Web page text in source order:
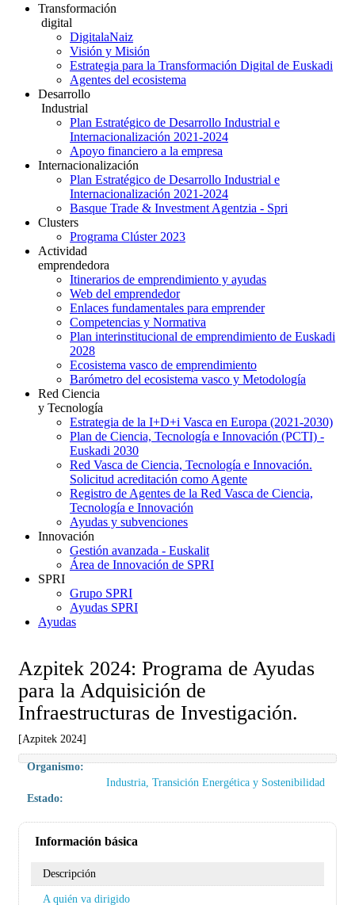
Transformación
digital
DigitalaNaiz
Visión y Misión
Estrategia para la Transformación Digital de Euskadi
Agentes del ecosistema
Desarrollo
Industrial
Plan Estratégico de Desarrollo Industrial e
Internacionalización 2021-2024
Apoyo financiero a la empresa
Internacionalización
Plan Estratégico de Desarrollo Industrial e
Internacionalización 2021-2024
Basque Trade & Investment Agentzia - Spri
Clusters
Programa Clúster 2023
Actividad
emprendedora
Itinerarios de emprendimiento y ayudas
Web del emprendedor
Enlaces fundamentales para emprender
Competencias y Normativa
Plan interinstitucional de emprendimiento de Euskadi
2028
Ecosistema vasco de emprendimiento
Barómetro del ecosistema vasco y Metodología
Red Ciencia
y Tecnología
Estrategia de la I+D+i Vasca en Europa (2021-2030)
Plan de Ciencia, Tecnología e Innovación (PCTI) -
Euskadi 2030
Red Vasca de Ciencia, Tecnología e Innovación.
Solicitud acreditación como Agente
Registro de Agentes de la Red Vasca de Ciencia,
Tecnología e Innovación
Ayudas y subvenciones
Innovación
Gestión avanzada - Euskalit
Área de Innovación de SPRI
SPRI
Grupo SPRI
Ayudas SPRI
Ayudas
Azpitek 2024: Programa de Ayudas
para la Adquisición de
Infraestructuras de Investigación.
[Azpitek 2024]
Organismo:
Industria, Transición Energética y Sostenibilidad
Estado:
Información básica
Descripción
A quién va dirigido